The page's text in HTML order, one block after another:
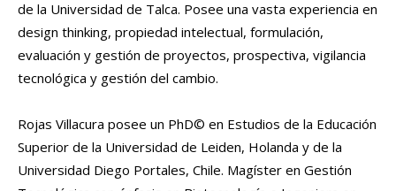
de la Universidad de Talca. Posee una vasta experiencia en
design thinking, propiedad intelectual, formulación,
evaluación y gestión de proyectos, prospectiva, vigilancia
tecnológica y gestión del cambio.
Rojas Villacura posee un PhD© en Estudios de la Educación
Superior de la Universidad de Leiden, Holanda y de la
Universidad Diego Portales, Chile. Magíster en Gestión